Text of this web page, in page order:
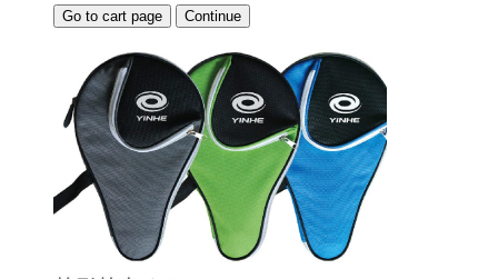
Go to cart page Continue